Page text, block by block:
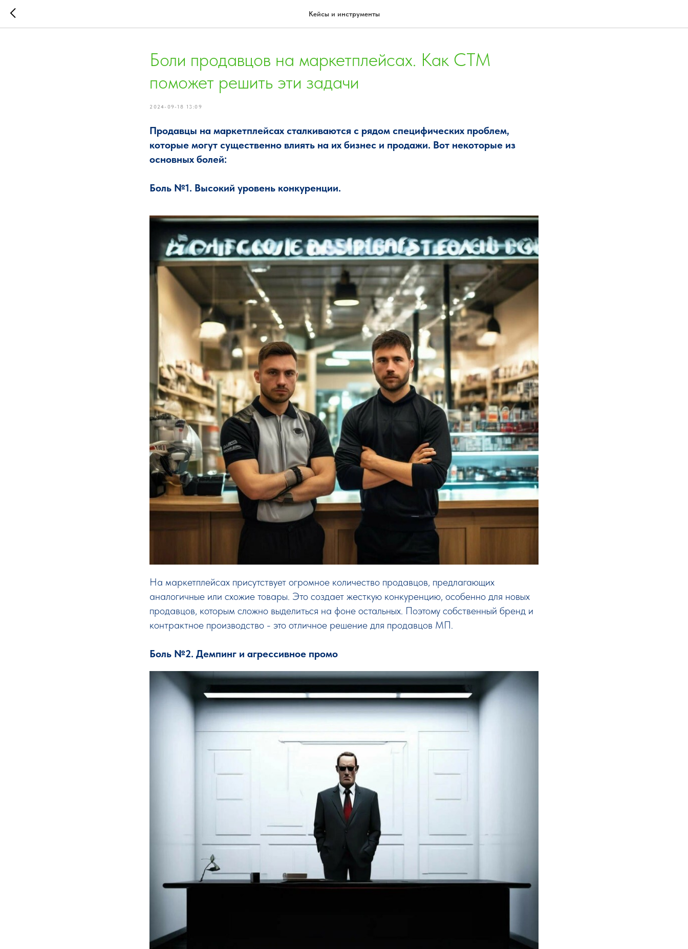
Кейсы и инструменты
Боли продавцов на маркетплейсах. Как СТМ
поможет решить эти задачи
2024-09-18 13:09
Продавцы на маркетплейсах сталкиваются с рядом специфических проблем,
которые могут существенно влиять на их бизнес и продажи. Вот некоторые из
основных болей:
Боль №1. Высокий уровень конкуренции.
На маркетплейсах присутствует огромное количество продавцов, предлагающих
аналогичные или схожие товары. Это создает жесткую конкуренцию, особенно для новых
продавцов, которым сложно выделиться на фоне остальных. Поэтому собственный бренд и
контрактное производство - это отличное решение для продавцов МП.
Боль №2. Демпинг и агрессивное промо